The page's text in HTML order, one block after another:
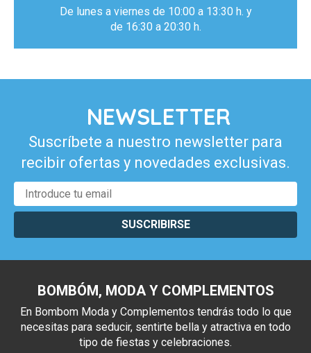
De lunes a viernes de 10:00 a 13:30 h. y
de 16:30 a 20:30 h.
NEWSLETTER
Suscríbete a nuestro newsletter para
recibir ofertas y novedades exclusivas.
SUSCRIBIRSE
BOMBÓM, MODA Y COMPLEMENTOS
En Bombom Moda y Complementos tendrás todo lo que
necesitas para seducir, sentirte bella y atractiva en todo
tipo de fiestas y celebraciones.